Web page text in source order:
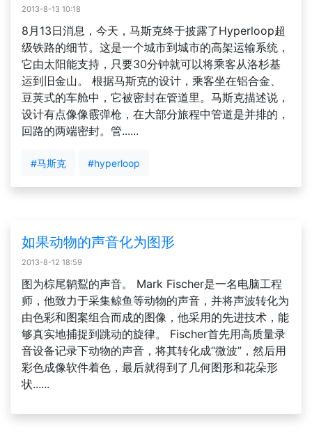
2013-8-13 10:18
8月13日消息，今天，马斯克终于披露了Hyperloop超
级铁路的细节。这是一个城市到城市的高架运输系统，
它由太阳能支持，只要30分钟就可以将乘客从洛杉基
运到旧金山。 根据马斯克的设计，乘客坐在铝合金、
豆荚式的车舱中，它被密封在管道里。马斯克描述说，
设计有点像像霰弹枪，在大部分旅程中管道是并排的，
回路的两端密封。管......
#马斯克 #hyperloop
如果动物的声音化为图形
2013-8-12 18:59
图为棕尾鹟鴷的声音。 Mark Fischer是一名电脑工程
师，他致力于采集鲸鱼等动物的声音，并将声波转化为
由色彩和图案组合而成的图像，他采用的先进技术，能
够真实地捕捉到跳动的旋律。 Fischer首先用高质量录
音设备记录下动物的声音，将其转化成“微波”，然后用
彩色成像软件着色，最后就得到了几何图形和花朵形
状......